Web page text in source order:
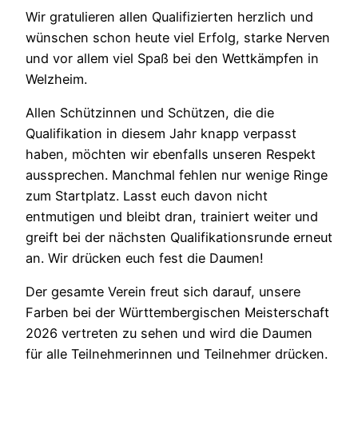
Wir gratulieren allen Qualifizierten herzlich und
wünschen schon heute viel Erfolg, starke Nerven
und vor allem viel Spaß bei den Wettkämpfen in
Welzheim.
Allen Schützinnen und Schützen, die die
Qualifikation in diesem Jahr knapp verpasst
haben, möchten wir ebenfalls unseren Respekt
aussprechen. Manchmal fehlen nur wenige Ringe
zum Startplatz. Lasst euch davon nicht
entmutigen und bleibt dran, trainiert weiter und
greift bei der nächsten Qualifikationsrunde erneut
an. Wir drücken euch fest die Daumen!
Der gesamte Verein freut sich darauf, unsere
Farben bei der Württembergischen Meisterschaft
2026 vertreten zu sehen und wird die Daumen
für alle Teilnehmerinnen und Teilnehmer drücken.